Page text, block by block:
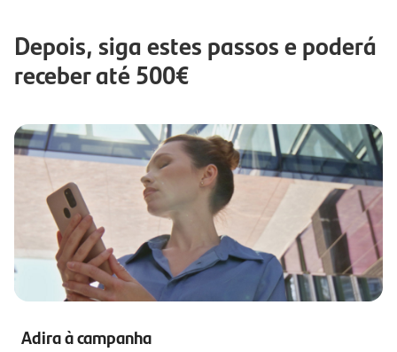
Depois, siga estes passos e poderá
receber até 500€
Adira à campanha